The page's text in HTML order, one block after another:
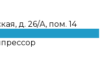
д. 26/А, пом. 14